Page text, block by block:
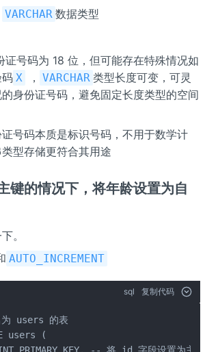
VARCHAR 数据类型
号码为 18 位，但可能存在特殊情况如
X ， VARCHAR 类型长度可变，可灵
身份证号码，避免固定长度类型的空间
号码本质是标识号码，不用于数学计
型存储更符合其用途
键的情况下，将年龄设置为自
。
AUTO_INCREMENT
sql 复制代码
users 的表
users (